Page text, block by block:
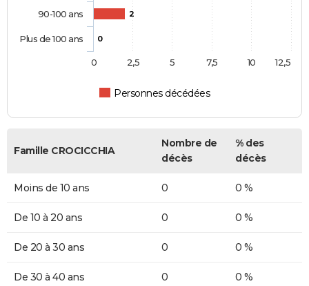
2
0
Personnes décédées
90-100 ans
Plus de 100 ans
0 10
2,5 5 7,5 12,5
Famille CROCICCHIA
Nombre de
décès
% des
décès
Moins de 10 ans 0 0 %
De 10 à 20 ans 0 0 %
De 20 à 30 ans 0 0 %
De 30 à 40 ans 0 0 %